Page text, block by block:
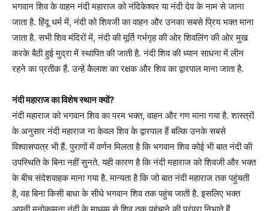
भगवान शिव के वाहन नंदी महाराज को नंदिकेश्वर या नंदी देव के नाम से जाना
जाता है. हिंदू धर्म में, नंदी को शिवजी का वाहन और उनका सबसे प्रिय भक्त माना
जाता है. सभी शिव मंदिरों में, नंदी की मूर्ति गर्भगृह की ओर शिवलिंग की ओर मुख
करके बैठी हुई मुद्रा में स्थापित की जाती है. नंदी शिव की ध्यान साधना में लीन
रहने का प्रतीक हैं. उन्हें कैलाश का रक्षक और शिव का द्वारपाल माना जाता है.
नंदी महाराज का विशेष स्थान क्यों?
नंदी महाराज को भगवान शिव का परम भक्त, वाहन और गण माना गया है. शास्त्रों
के अनुसार नंदी महाराज ना केवल शिव के द्वारपाल हैं बल्कि उनके सबसे
विश्वासपात्र भी हैं. पुराणों में वर्णन मिलता है कि भगवान शिव कोई भी बात नंदी की
उपस्थिति के बिना नहीं सुनते. यही कारण है कि नंदी महाराज को शिवजी और भक्त
के बीच संदेशवाहक माना गया है. मान्यता है कि जो बात नंदी महाराज तक पहुंचती
है, वह बिना किसी बाधा के सीधे भगवान शिव तक पहुंच जाती है. इसलिए भक्त